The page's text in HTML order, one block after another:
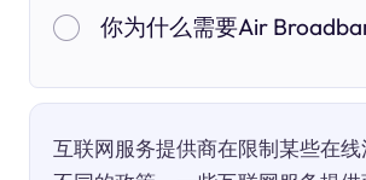
你为什么需要Air
互联网服务提供商在限制某些在